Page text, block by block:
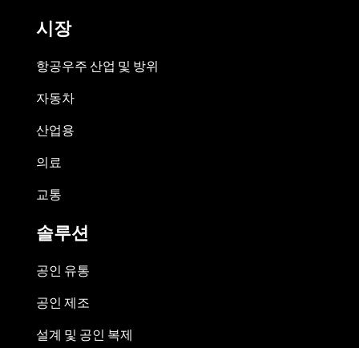
시장
항공우주 산업 및 방위
자동차
산업용
의료
교통
솔루션
공인 유통
공인 제조
설계 및 공인 복제